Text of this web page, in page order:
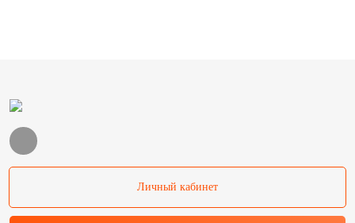
Личный кабинет